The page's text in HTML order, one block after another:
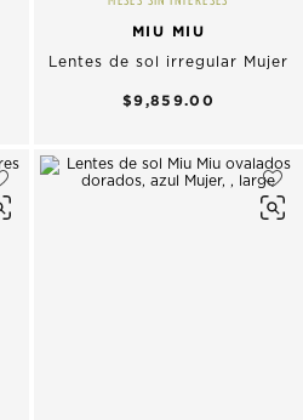
MIU MIU
Lentes de sol irregular Mujer
$9,859.00